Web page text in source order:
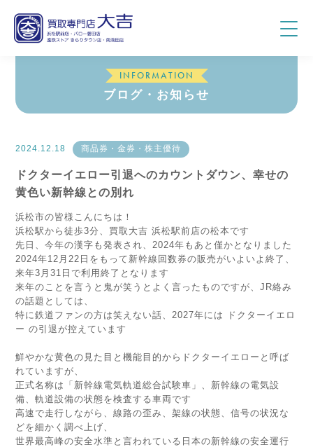
INFORMATION
ブログ・お知らせ
2024.12.18 商品券・金券・株主優待
ドクターイエロー引退へのカウントダウン、幸せの
黄色い新幹線との別れ
浜松市の皆様こんにちは！
浜松駅から徒歩3分、買取大吉 浜松駅前店の松本です
先日、今年の漢字も発表され、2024年もあと僅かとなりました
2024年12月22日をもって新幹線回数券の販売がいよいよ終了、
来年3月31日で利用終了となります
来年のことを言うと鬼が笑うとよく言ったものですが、JR絡み
の話題としては、
特に鉄道ファンの方は笑えない話、2027年には ドクターイエロ
ー の引退が控えています
鮮やかな黄色の見た目と機能目的からドクターイエローと呼ば
れていますが、
正式名称は「新幹線電気軌道総合試験車」、新幹線の電気設
備、軌道設備の状態を検査する車両です
高速で走行しながら、線路の歪み、架線の状態、信号の状況な
どを細かく調べ上げ、
世界最高峰の安全水準と言われている日本の新幹線の安全運行